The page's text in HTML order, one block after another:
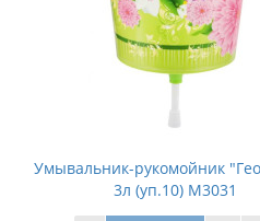
Умывальник-рукомойник
3л (уп.10) М3031